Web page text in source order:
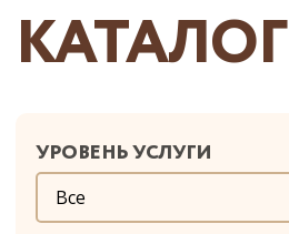
КАТАЛОГ
УРОВЕНЬ УСЛУГИ
Все